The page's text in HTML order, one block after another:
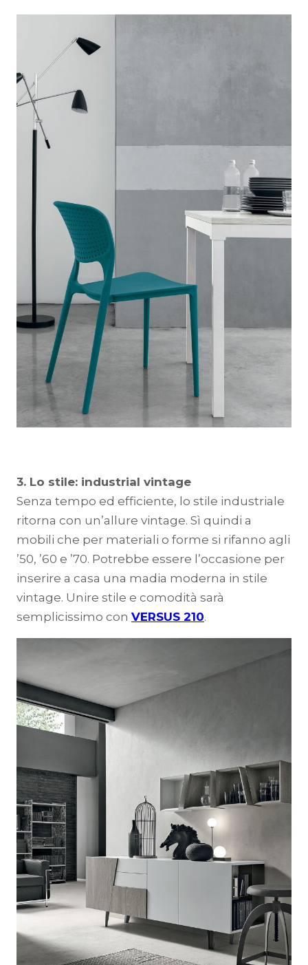
3. Lo stile: industrial vintage
Senza tempo ed efficiente, lo stile industriale
ritorna con un’allure vintage. Sì quindi a
mobili che per materiali o forme si rifanno agli
’50, ’60 e ’70. Potrebbe essere l’occasione per
inserire a casa una madia moderna in stile
vintage. Unire stile e comodità sarà
semplicissimo con VERSUS 210.